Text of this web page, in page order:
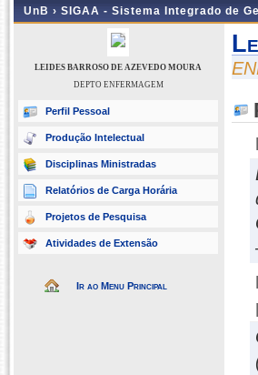
UnB › SIGAA - Sistema Integrado de
LEIDES BARROSO DE AZEVEDO MOURA
DEPTO ENFERMAGEM
Perfil Pessoal
Produção Intelectual
Disciplinas Ministradas
Relatórios de Carga Horária
Projetos de Pesquisa
Atividades de Extensão
Ir ao Menu Principal